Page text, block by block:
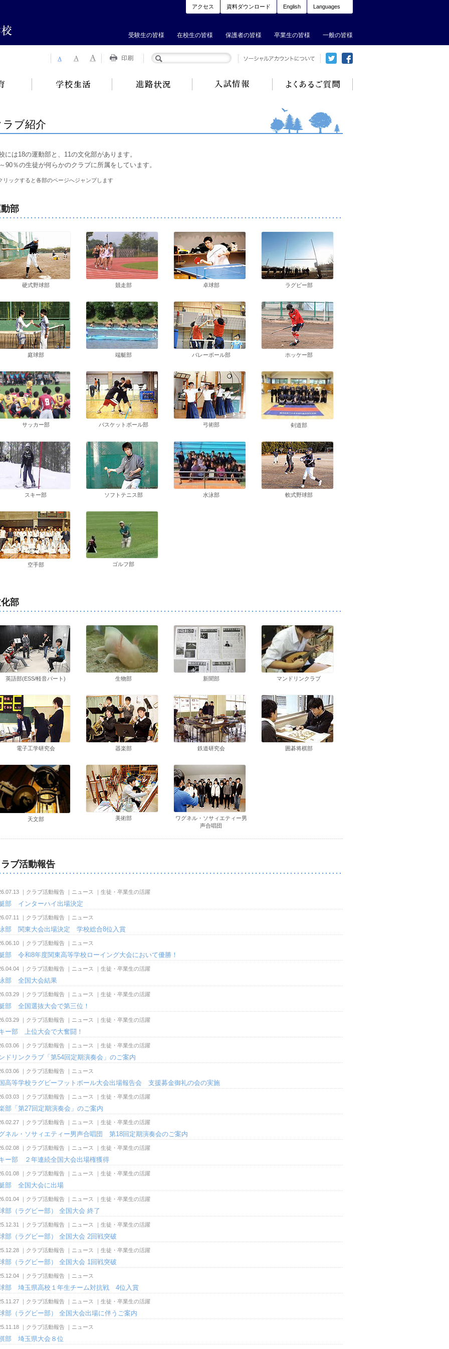
受験生の皆様 在校生の皆様 保護者の皆様 卒業生の皆様 一般の皆様
アクセス 資料ダウンロード English Languages
ラブ紹介
には18の運動部と、11の文化部があります。
90％の生徒が何らかのクラブに所属をしています。
ックすると各部のページへジャンプします
部
硬式野球部 競走部 卓球部 ラグビー部
庭球部 端艇部 バレーボール部 ホッケー部
サッカー部 バスケットボール部 弓術部 剣道部
スキー部 ソフトテニス部 水泳部 軟式野球部
空手部 ゴルフ部
部
英語部(ESS/軽音パート) 生物部 新聞部 マンドリンクラブ
電子工学研究会 器楽部 鉄道研究会 囲碁将棋部
天文部 美術部
ワグネル・ソサィエティー男
声合唱団
ブ活動報告
クラブ活動報告 ニュース 生徒・卒業生の活躍
部 インターハイ出場決定
クラブ活動報告 ニュース
部 関東大会出場決定 学校総合8位入賞
クラブ活動報告 ニュース
部 令和8年度関東高等学校ローイング大会において優勝！
クラブ活動報告 ニュース 生徒・卒業生の活躍
部 全国大会結果
クラブ活動報告 ニュース 生徒・卒業生の活躍
部 全国選抜大会で第三位！
クラブ活動報告 ニュース 生徒・卒業生の活躍
ー部 上位大会で大奮闘！
クラブ活動報告 ニュース 生徒・卒業生の活躍
ドリンクラブ「第54回定期演奏会」のご案内
クラブ活動報告 ニュース
高等学校ラグビーフットボール大会出場報告会 支援募金御礼の会の実施
クラブ活動報告 ニュース 生徒・卒業生の活躍
部「第27回定期演奏会」のご案内
クラブ活動報告 ニュース 生徒・卒業生の活躍
ネル・ソサィエティー男声合唱団 第18回定期演奏会のご案内
クラブ活動報告 ニュース 生徒・卒業生の活躍
ー部 ２年連続全国大会出場権獲得
クラブ活動報告 ニュース 生徒・卒業生の活躍
部 全国大会に出場
クラブ活動報告 ニュース 生徒・卒業生の活躍
部（ラグビー部） 全国大会 終了
クラブ活動報告 ニュース 生徒・卒業生の活躍
部（ラグビー部） 全国大会 2回戦突破
クラブ活動報告 ニュース 生徒・卒業生の活躍
部（ラグビー部） 全国大会 1回戦突破
クラブ活動報告 ニュース
部 埼玉県高校１年生チーム対抗戦 4位入賞
クラブ活動報告 ニュース 生徒・卒業生の活躍
部（ラグビー部） 全国大会出場に伴うご案内
クラブ活動報告 ニュース
部 埼玉県大会８位